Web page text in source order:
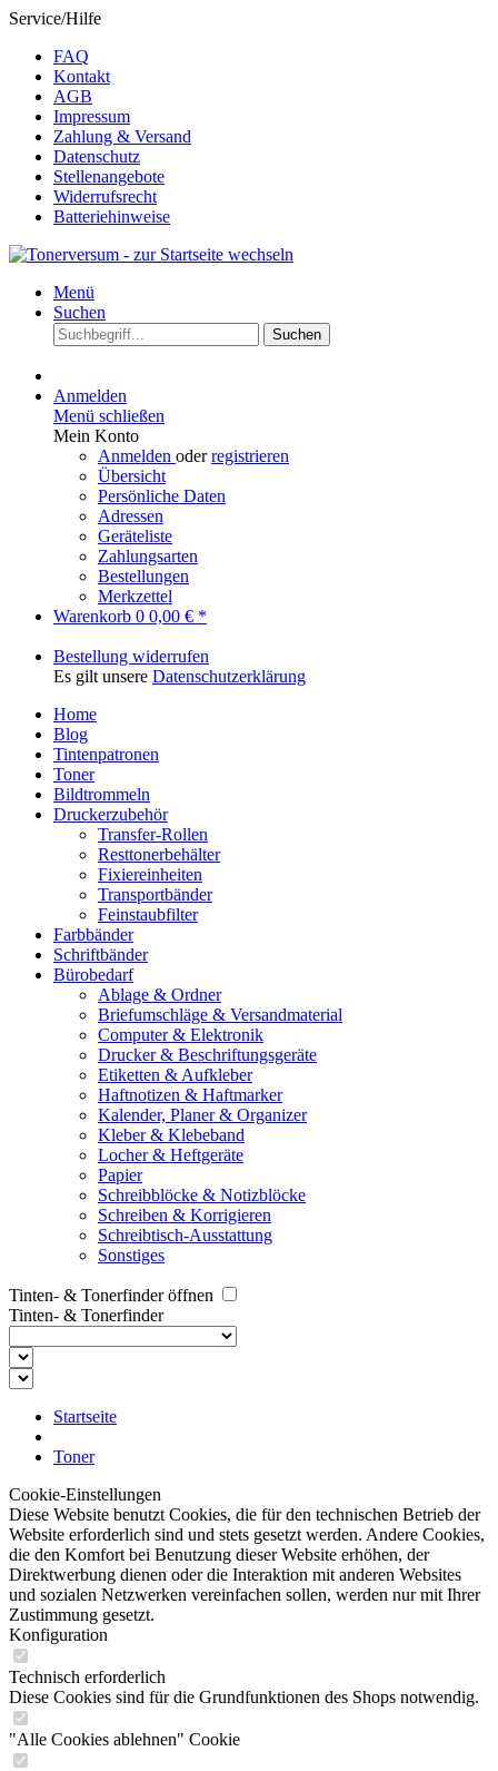
Service/Hilfe
FAQ
Kontakt
AGB
Impressum
Zahlung & Versand
Datenschutz
Stellenangebote
Widerrufsrecht
Batteriehinweise
Menü
Suchen
Suchen
Anmelden
Menü schließen
Mein Konto
Anmelden oderregistrieren
Übersicht
Persönliche Daten
Adressen
Geräteliste
Zahlungsarten
Bestellungen
Merkzettel
Warenkorb 0 0,00 € *
Bestellung widerrufen
Es gilt unsere Datenschutzerklärung
Home
Blog
Tintenpatronen
Toner
Bildtrommeln
Druckerzubehör
Transfer-Rollen
Resttonerbehälter
Fixiereinheiten
Transportbänder
Feinstaubfilter
Farbbänder
Schriftbänder
Bürobedarf
Ablage & Ordner
Briefumschläge & Versandmaterial
Computer & Elektronik
Drucker & Beschriftungsgeräte
Etiketten & Aufkleber
Haftnotizen & Haftmarker
Kalender, Planer & Organizer
Kleber & Klebeband
Locher & Heftgeräte
Papier
Schreibblöcke & Notizblöcke
Schreiben & Korrigieren
Schreibtisch-Ausstattung
Sonstiges
Tinten- & Tonerfinder öffnen
Tinten- & Tonerfinder
Startseite
Toner
Cookie-Einstellungen
Diese Website benutzt Cookies, die für den technischen Betrieb der
Website erforderlich sind und stets gesetzt werden. Andere Cookies,
die den Komfort bei Benutzung dieser Website erhöhen, der
Direktwerbung dienen oder die Interaktion mit anderen Websites
und sozialen Netzwerken vereinfachen sollen, werden nur mit Ihrer
Zustimmung gesetzt.
Konfiguration
Technisch erforderlich
Diese Cookies sind für die Grundfunktionen des Shops notwendig.
"Alle Cookies ablehnen" Cookie